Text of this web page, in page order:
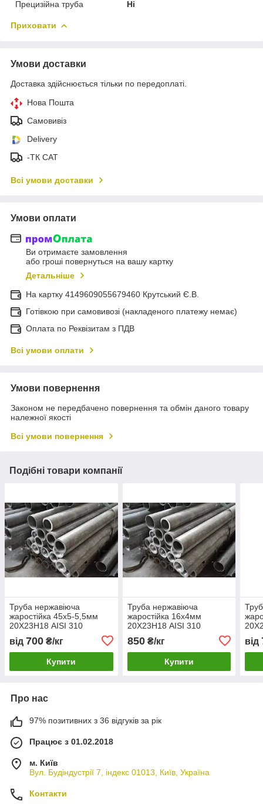
Прецизійна труба
Ні
Приховати
Умови доставки
Доставка здійснюється тільки по передоплаті.
Нова Пошта
Самовивіз
Delivery
-ТК САТ
Всі умови доставки
Умови оплати
Ви отримаєте замовлення
або гроші повернуться на вашу картку
Детальніше
На картку 4149609055679460 Крутський Є.В.
Готівкою при самовивозі (накладеного платежу немає)
Оплата по Реквізитам з ПДВ
Всі умови оплати
Умови повернення
Законом не передбачено повернення та обмін даного товару
належної якості
Всі умови повернення
Подібні товари компанії
Труба нержавіюча
жаростійка 45х5-5,5мм
20Х23Н18 AISI 310
від 700 ₴/кг
Купити
Труба нержавіюча
жаростійка 16х4мм
20Х23Н18 AISI 310
850₴/кг
Купити
від
Про нас
97% позитивних з 36 відгуків за рік
Працює з 01.02.2018
м. Київ
Вул. Будіндустрії 7, індекс 01013, Київ, Україна
Контакти